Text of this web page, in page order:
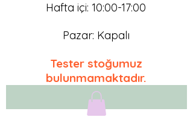
Hafta içi: 10:00-17:00
Pazar: Kapalı
Tester stoğumuz
bulunmamaktadır.